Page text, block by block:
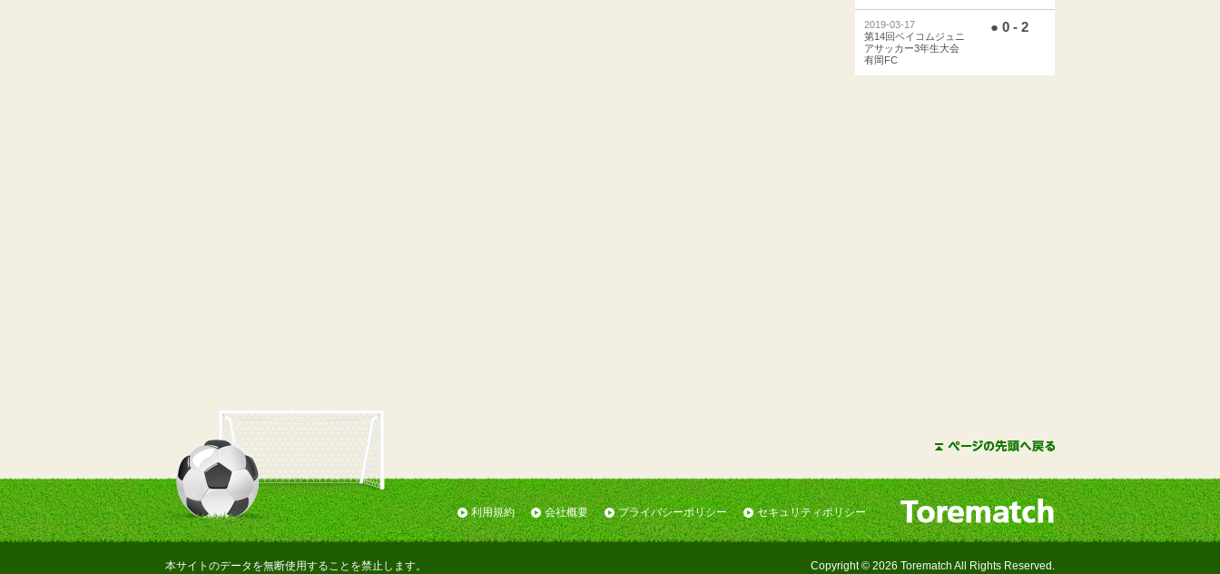
2019-03-17
第14回ベイコムジュニ
アサッカー3年生大会
有岡FC
● 0 - 2
利用規約 会社概要 プライバシーポリシー セキュリティポリシー
本サイトのデータを無断使用することを禁止します。 Copyright © 2026 Torematch All Rights Reserved.